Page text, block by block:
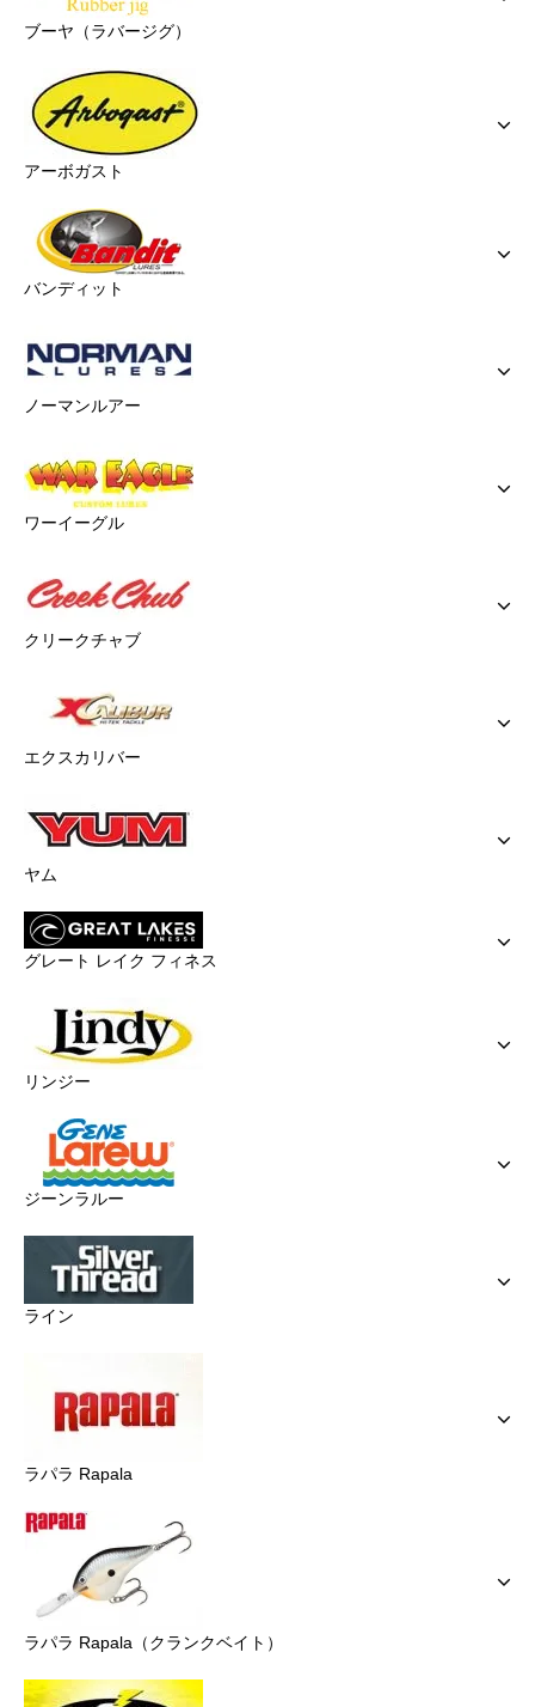
ブーヤ（ラバージグ）
アーボガスト
バンディット
ノーマンルアー
ワーイーグル
クリークチャブ
エクスカリバー
ヤム
グレート レイク フィネス
リンジー
ジーンラルー
ライン
ラパラ Rapala
ラパラ Rapala（クランクベイト）